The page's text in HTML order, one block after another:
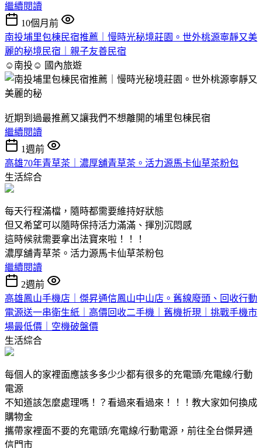
繼續閱讀
10個月前
南投埔里包棟民宿推薦｜慢時光秘境莊園。世外桃源寧靜又美
麗的秘境民宿｜親子友善民宿
☺南投☺ 國內旅遊
近期到過最推薦又讓我們不想離開的埔里包棟民宿
繼續閱讀
1週前
高雄70年青草茶｜濃厚舖青草茶。活力源馬卡仙草茶粉包
生活綜合
每天行程滿檔，隨時都需要維持好狀態
但又希望可以隨時保持活力滿滿、揮別沉悶感
這時候就需要拿出法寶來啦！！！
濃厚舖青草茶。活力源馬卡仙草茶粉包
繼續閱讀
2週前
高雄鳳山手機店｜傑昇通信鳳山中山店。舊線廢頭、回收行動
電源送一串衛生紙｜高價回收二手機｜舊機折現｜挑戰手機市
場最低價｜空機破盤價
生活綜合
每個人的家裡面應該多多少少都有很多的充電頭/充電線/行動
電源
不知道該怎麼處理嗎！？看過來看過來！！！教大家如何換成
購物金
攜帶家裡面不要的充電頭/充電線/行動電源，前往全台傑昇通
信門市